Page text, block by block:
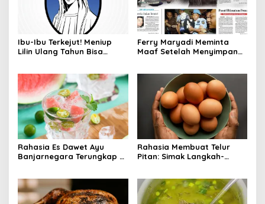
Ibu-Ibu Terkejut! Meniup
Lilin Ulang Tahun Bisa
Ferry Maryadi Meminta
Maaf Setelah Menyimpan
Rahasia Es Dawet Ayu
Banjarnegara Terungkap di
Rahasia Membuat Telur
Pitan: Simak Langkah-